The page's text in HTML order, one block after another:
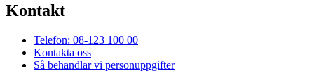
Kontakt
Telefon: 08-123 100 00
Kontakta oss
Så behandlar vi personuppgifter